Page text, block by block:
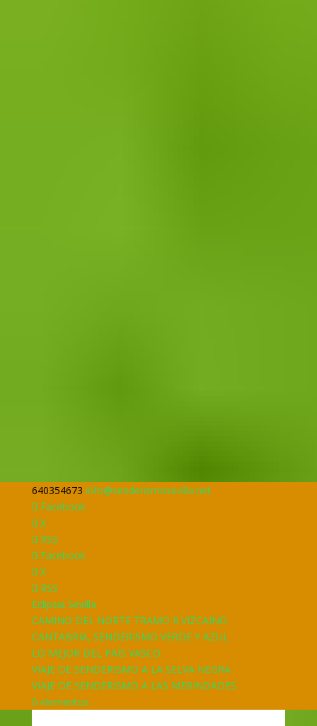
640354673 info@senderismosevilla.net
Facebook
X
RSS
Facebook
X
RSS
Eclipsia Sevilla
CAMINO DEL NORTE TRAMO II VIZCAINO
CANTABRIA, SENDERISMO VERDE Y AZUL
LO MEJOR DEL PAÍS VASCO
VIAJE DE SENDERISMO A LA SELVA NEGRA
VIAJE DE SENDERISMO A LAS MERINDADES
0 elementos